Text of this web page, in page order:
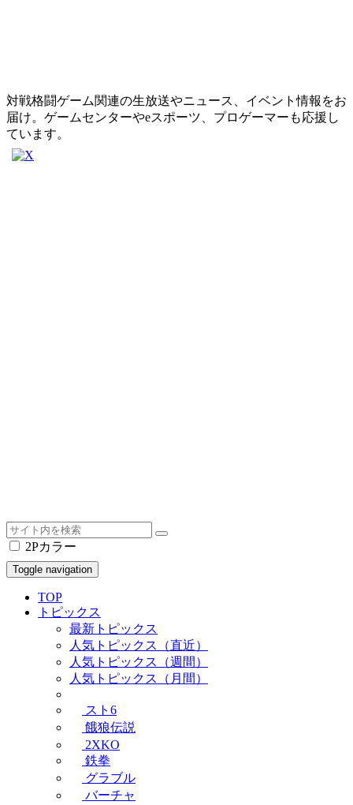
対戦格闘ゲーム関連の生放送やニュース、イベント情報をお
届け。ゲームセンターやeスポーツ、プロゲーマーも応援し
ています。
2Pカラー
Toggle navigation
TOP
トピックス
最新トピックス
人気トピックス（直近）
人気トピックス（週間）
人気トピックス（月間）
スト6
餓狼伝説
2XKO
鉄拳
グラブル
バーチャ